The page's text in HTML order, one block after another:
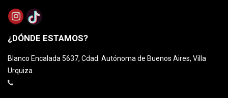
¿DÓNDE ESTAMOS?
Blanco Encalada 5637, Cdad. Autónoma de Buenos Aires, Villa
Urquiza